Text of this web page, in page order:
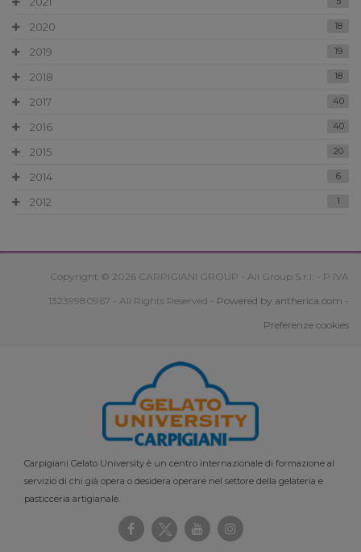
2020 18
2019 19
2018 18
2017 40
2016 40
2015 20
2014 6
2012 1
Copyright © 2026 CARPIGIANI GROUP - Ali Group S.r.l. - P.IVA
13239980967 - All Rights Reserved - Powered by antherica.com -
Preferenze cookies
Carpigiani Gelato University è un centro internazionale di formazione al
servizio di chi già opera o desidera operare nel settore della gelateria e
pasticceria artigianale.